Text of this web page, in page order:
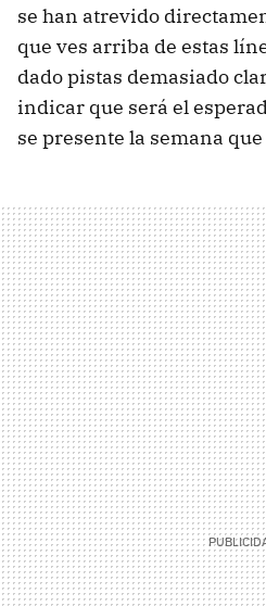
se han atrevido
que ves arriba de estas
dado pistas demasiado
indicar que será el
se presente la semana